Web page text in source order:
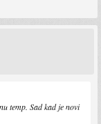
temp. Sad kad je novi